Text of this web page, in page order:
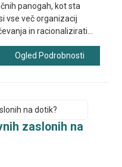
panogah, kot sta
vse več organizacij
in racionalizirati...
Ogled Podrobnosti
zaslonih na